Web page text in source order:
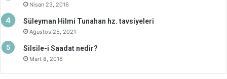
Nisan 23, 2016
Süleyman Hilmi Tunahan hz. tavsiyeleri
Ağustos 25, 2021
Silsile-i Saadat nedir?
Mart 8, 2016